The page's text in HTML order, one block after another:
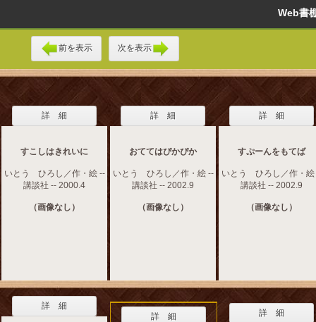
Web
前を表示 次を表示
詳 細
すこしはきれいに
いとう ひろし／作・絵 --
講談社 -- 2000.4
（画像なし）
詳 細
おててはぴかぴか
いとう ひろし／作・絵 --
講談社 -- 2002.9
（画像なし）
詳 細
すぷーんをもてば
いとう ひろし／作・絵
講談社 -- 2002.9
（画像なし）
詳 細
詳 細 詳 細